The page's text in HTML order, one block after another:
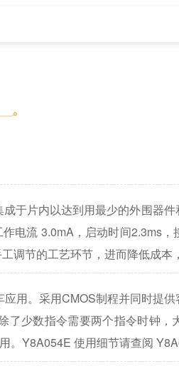
于片内以达到用最少的外围器
作电流 3.0mA，启动时间2.3ms，
调节的工艺环节，进而降低成本
用。采用CMOS制程并同时提
了少数指令需要两个指令时钟
。Y8A054E 使用细节请查阅